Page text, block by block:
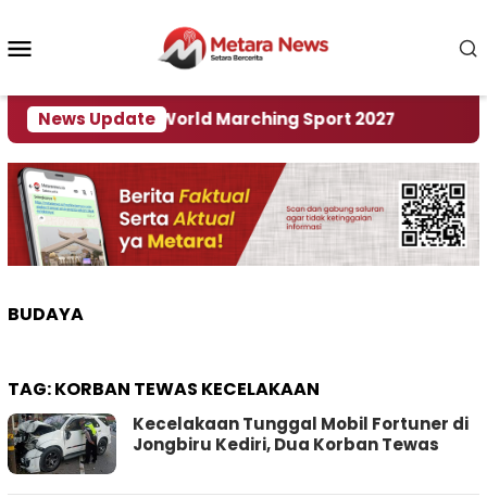
konten
News Update
Rumah World Marching Sport 2027
BUDAYA
TAG:KORBAN TEWAS KECELAKAAN
Kecelakaan Tunggal Mobil Fortuner di
Jongbiru Kediri, Dua Korban Tewas